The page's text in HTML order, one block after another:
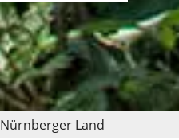
Nürnberger Land